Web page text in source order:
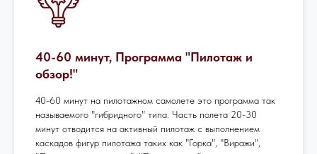
40-60 минут, Программа "Пилотаж и
обзор!"
40-60 минут на пилотажном самолете это программа так
называемого "гибридного" типа. Часть полета 20-30
минут отводится на активный пилотаж с выполнением
каскадов фигур пилотажа таких как "Горка", "Виражи",